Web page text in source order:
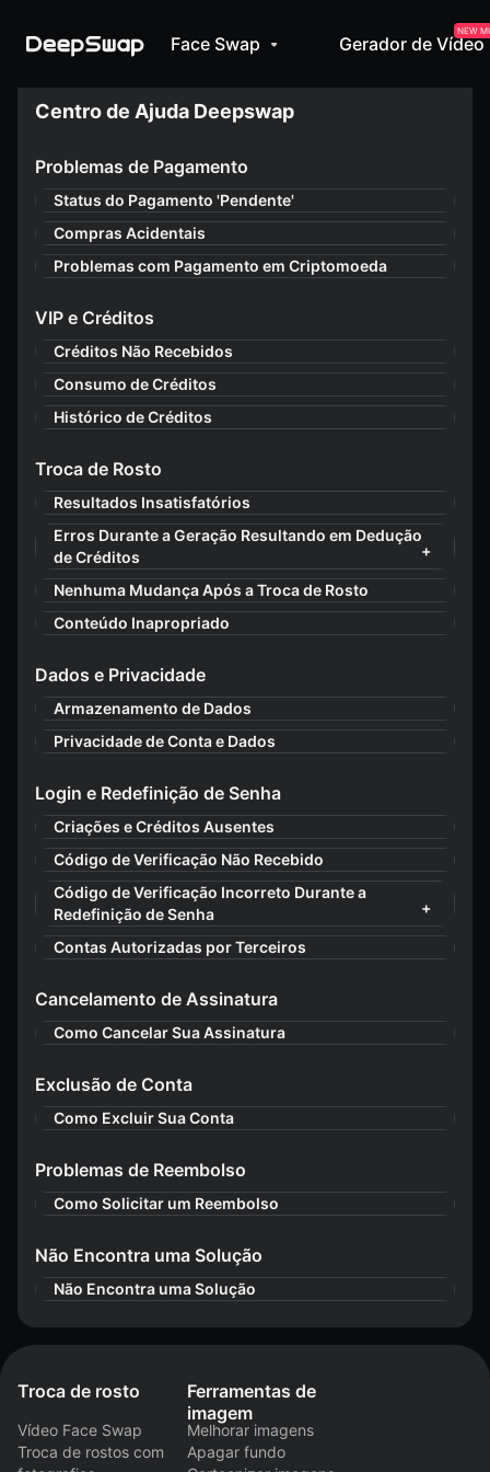
Face Swap Gerador de Vídeo
NEW
Centro de Ajuda Deepswap
Problemas de Pagamento
Status do Pagamento 'Pendente'
Compras Acidentais
Problemas com Pagamento em Criptomoeda
VIP e Créditos
Créditos Não Recebidos
Consumo de Créditos
Histórico de Créditos
Troca de Rosto
Resultados Insatisfatórios
Erros Durante a Geração Resultando em Dedução
de Créditos
Nenhuma Mudança Após a Troca de Rosto
Conteúdo Inapropriado
Dados e Privacidade
Armazenamento de Dados
Privacidade de Conta e Dados
Login e Redefinição de Senha
Criações e Créditos Ausentes
Código de Verificação Não Recebido
Código de Verificação Incorreto Durante a
Redefinição de Senha
Contas Autorizadas por Terceiros
Cancelamento de Assinatura
Como Cancelar Sua Assinatura
Exclusão de Conta
Como Excluir Sua Conta
Problemas de Reembolso
Como Solicitar um Reembolso
Não Encontra uma Solução
Não Encontra uma Solução
Troca de rosto
Vídeo Face Swap
Troca de rostos com
Ferramentas de
imagem
Melhorar imagens
Apagar fundo